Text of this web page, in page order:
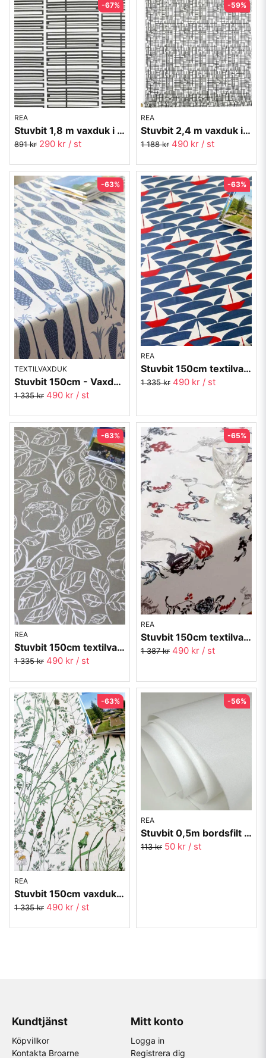
REA
Stuvbit 1,8 m vaxduk i textil - Snapp svart - Almedahls
891 kr 290 kr / st
-67%
REA
Stuvbit 2,4 m vaxduk i textil - Pickepin svart
1 188 kr 490 kr / st
-59%
TEXTILVAXDUK
Stuvbit 150cm - Vaxduk Printemps blå Stig Lindberg
1 335 kr 490 kr / st
-63%
REA
Stuvbit 150cm textilvaxduk - Sandhamn AK Ericsson
1 335 kr 490 kr / st
-63%
REA
Stuvbit 150cm textilvaxduk - Rosa Centifolia neg.beige
1 335 kr 490 kr / st
-63%
REA
Stuvbit 150cm textilvaxduk - Ranbo historiskt mönster
1 387 kr 490 kr / st
-65%
REA
Stuvbit 150cm vaxduk i textil - Gräs - grön
1 335 kr 490 kr / st
-63%
REA
Stuvbit 0,5m bordsfilt - underduken som dämpar ljudet
113 kr 50 kr / st
-56%
Kundtjänst
Köpvillkor
Kontakta Broarne
Mitt konto
Logga in
Registrera dig